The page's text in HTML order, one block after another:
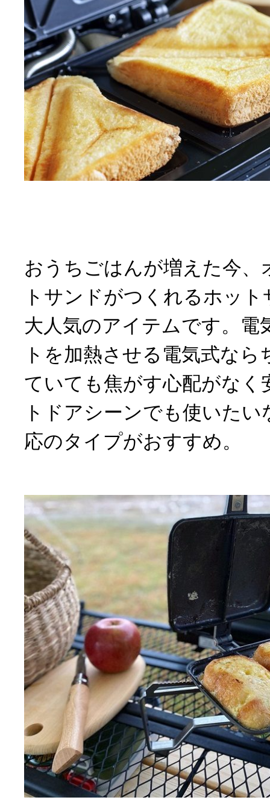
おうちごはんが増えた今
トサンドがつくれるホッ
大人気のアイテムです。電
トを加熱させる電気式な
ていても焦がす心配がなく
トドアシーンでも使いた
応のタイプがおすすめ。